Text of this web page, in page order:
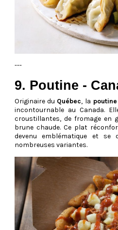
---
9. Poutine -
Originaire du Québec, la poutine
incontournable au Canada.
croustillantes, de fromage en
brune chaude. Ce plat
devenu emblématique et se
nombreuses variantes.